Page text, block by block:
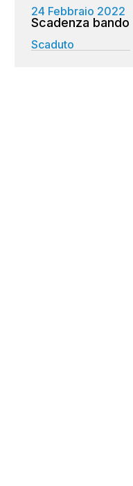
24 Febbraio 2022
Scaduto